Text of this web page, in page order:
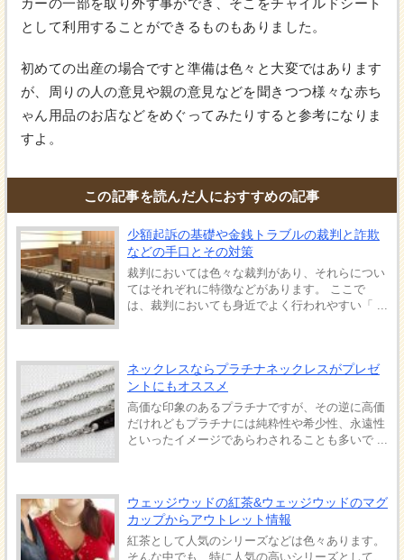
カーの一部を取り外す事ができ、そこをチャイルドシート
として利用することができるものもありました。
初めての出産の場合ですと準備は色々と大変ではあります
が、周りの人の意見や親の意見などを聞きつつ様々な赤ち
ゃん用品のお店などをめぐってみたりすると参考になりま
すよ。
この記事を読んだ人におすすめの記事
少額起訴の基礎や金銭トラブルの裁判と詐欺
などの手口とその対策
裁判においては色々な裁判があり、それらについ
てはそれぞれに特徴などがあります。 ここで
は、裁判においても身近でよく行われやすい「 ...
ネックレスならプラチナネックレスがプレゼ
ントにもオススメ
高価な印象のあるプラチナですが、その逆に高価
だけれどもプラチナには純粋性や希少性、永遠性
といったイメージであらわされることも多いで ...
ウェッジウッドの紅茶&ウェッジウッドのマグ
カップからアウトレット情報
紅茶として人気のシリーズなどは色々あります。
そんな中でも、特に人気の高いシリーズとして、